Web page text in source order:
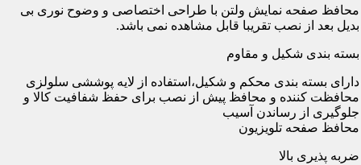
محافظ صفحه نمایش ولتن با طراحی اختصاصی و وضوح نوری بی
بدیل بعد از نصب تقریبا قابل مشاهده نمی باشد.
بسته بندی شکیل و مقاوم
دارای بسته بندی محکم و شکیل،استفاده از لایه پوششی سلولزی
محافظت کننده و محافظ پیش از نصب برای حفظ شفافیت کالا و
جلوگیری از رساندن آسیب
محافظ صفحه تلویزیون
ضربه پذیری بالا